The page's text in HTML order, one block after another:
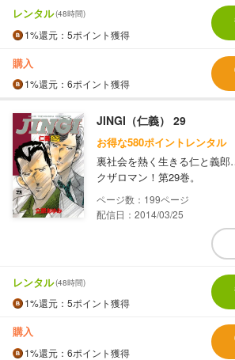
レンタル(48時間)
1%還元 ：5ポイント獲得
購入
1%還元 ：6ポイント獲得
JINGI（仁義） 29
お得な580ポイントレンタル
裏社会を熱く生きる仁と義
クザロマン！第29巻。
199
配信日：2014/03/25
レンタル(48時間)
1%還元 ：5ポイント獲得
購入
1%還元 ：6ポイント獲得